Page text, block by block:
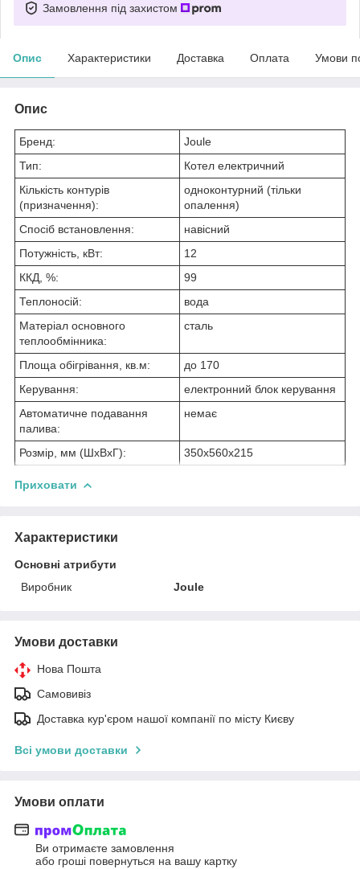
Замовлення під захистом
Опис Характеристики Доставка Оплата Умови
Опис
Бренд:
Joule
Тип:
Котел електричний
Кількість контурів
(призначення):
одноконтурний (тільки
опалення)
Спосіб встановлення:
навісний
Потужність, кВт:
12
ККД, %:
99
Теплоносій:
вода
Матеріал основного
теплообмінника:
сталь
Площа обігрівання, кв.м:
до 170
Керування:
електронний блок керування
Автоматичне подавання
палива:
немає
Розмір, мм (ШхВхГ): 350х560х215
Приховати
Характеристики
Основні атрибути
Виробник
Joule
Умови доставки
Нова Пошта
Самовивіз
Доставка кур'єром нашої компанії по місту Києву
Всі умови доставки
Умови оплати
Ви отримаєте замовлення
або гроші повернуться на вашу картку